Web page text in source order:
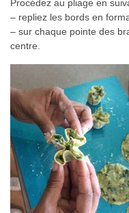
Procédez au pliage en
– repliez les bords en
– sur chaque pointe des
centre.